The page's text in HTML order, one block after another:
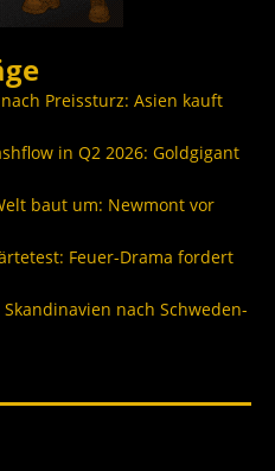
Preissturz: Asien kauft
in Q2 2026: Goldgigant
baut um: Newmont vor
Feuer-Drama fordert
nach Schweden-